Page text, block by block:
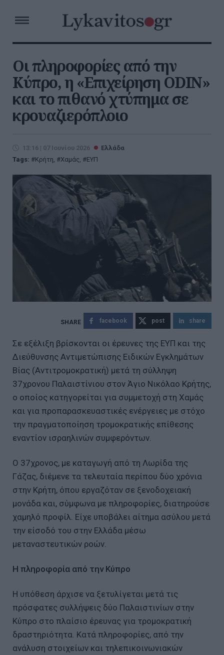
Οι πληροφορίες από την
Κύπρο, η «Επιχείρηση ODIN»
και το πιθανό χτύπημα σε
κρουαζιερόπλοιο
13:16 | 07 Ιουνίου 2026
Ελλάδα
Tags:
Κρήτη, Χαμάς, ΕΥΠ
facebook post share
Σε εξέλιξη βρίσκονται οι έρευνες της ΕΥΠ και της
Διεύθυνσης Αντιμετώπισης Ειδικών Εγκλημάτων
Βίας (Αντιτρομοκρατική) μετά τη σύλληψη
37χρονου Παλαιστίνιου στον Άγιο Νικόλαο Κρήτης,
ο οποίος κατηγορείται για συμμετοχή στη Χαμάς
και για προπαρασκευαστικές ενέργειες με στόχο
την πραγματοποίηση τρομοκρατικής επίθεσης
εναντίον ισραηλινών συμφερόντων.
Ο 37χρονος, με καταγωγή από τη Λωρίδα της
Γάζας, διέμενε τα τελευταία περίπου δύο χρόνια
στην Κρήτη, όπου εργαζόταν σε ξενοδοχειακή
μονάδα και, σύμφωνα με πληροφορίες, διατηρούσε
χαμηλό προφίλ. Είχε υποβάλει αίτημα ασύλου μετά
την είσοδό του στην Ελλάδα μέσω
μεταναστευτικών ροών.
Η πληροφορία από την Κύπρο
Η υπόθεση άρχισε να ξετυλίγεται μετά τις
πρόσφατες συλλήψεις δύο Παλαιστινίων στην
Κύπρο στο πλαίσιο έρευνας για τρομοκρατική
δραστηριότητα. Κατά πληροφορίες, από την
ανάλυση στοιχείων και τηλεπικοινωνιακών